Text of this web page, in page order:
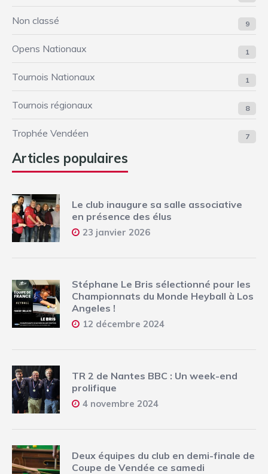
Non classé 9
Opens Nationaux 1
Tournois Nationaux 1
Tournois régionaux 8
Trophée Vendéen 7
Articles populaires
Le club inaugure sa salle associative
en présence des élus
23 janvier 2026
Stéphane Le Bris sélectionné pour les
Championnats du Monde Heyball à Los
Angeles !
12 décembre 2024
TR 2 de Nantes BBC : Un week-end
prolifique
4 novembre 2024
Deux équipes du club en demi-finale de
Coupe de Vendée ce samedi